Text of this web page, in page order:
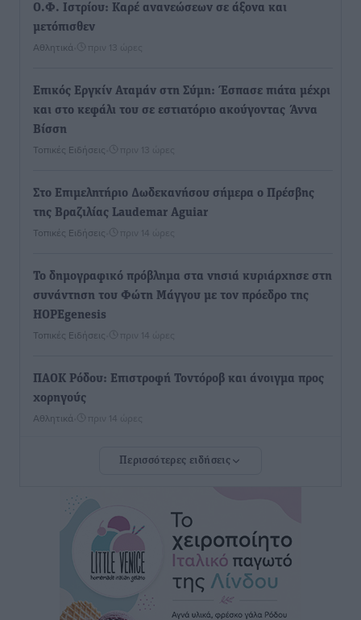
Ο.Φ. Ιστρίου: Καρέ ανανεώσεων σε άξονα και
μετόπισθεν
Αθλητικά πριν 13 ώρες
Επικός Εργκίν Αταμάν στη Σύμη: Έσπασε πιάτα μέχρι
και στο κεφάλι του σε εστιατόριο ακούγοντας Άννα
Βίσση
Τοπικές Ειδήσεις πριν 13 ώρες
Στο Επιμελητήριο Δωδεκανήσου σήμερα ο Πρέσβης
της Βραζιλίας Laudemar Aguiar
Τοπικές Ειδήσεις πριν 14 ώρες
To δημογραφικό πρόβλημα στα νησιά κυριάρχησε στη
συνάντηση του Φώτη Μάγγου με τον πρόεδρο της
HOPEgenesis
Τοπικές Ειδήσεις πριν 14 ώρες
ΠΑΟΚ Ρόδου: Επιστροφή Τοντόροβ και άνοιγμα προς
χορηγούς
Αθλητικά πριν 14 ώρες
Rhodes Beyond Summer – Εκεί που το καλοκαίρι
Τοπικές Ειδήσεις
Κικίλιας: Μειώθηκαν κατά 34% οι μεταναστευτικές
ροές στα θαλάσσια σύνορα
πριν 14 ώρες
Περισσότερες ειδήσεις